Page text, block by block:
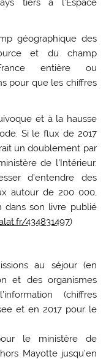
géographique des
et du champ
entière ou
pour que les chiffres
et à la hausse
Si le flux de 2017
un doublement par
de l’Intérieur.
d’entendre des
autour de 200 000,
dans son livre publié
434831497)
au séjour (en
et des organismes
(chiffres
et en 2017 pour le
le ministère de
Mayotte jusqu’en